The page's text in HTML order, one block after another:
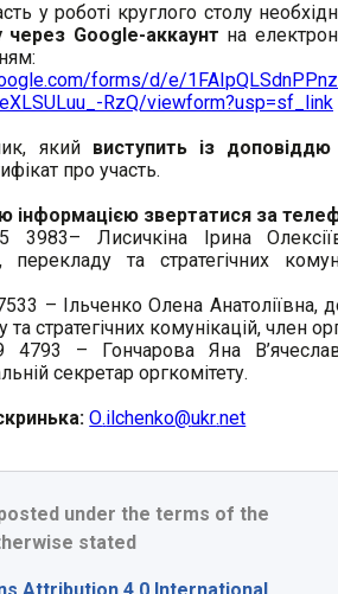
у роботі круглого столу
через Google-аккаунт на
forms/d/e/
RzQ/viewform?usp=sf_link
який виступить із доповіддю
про участь.
інформацією звертатися за
Лисичкіна Ірина
перекладу та стратегічних
– Ільченко Олена Анатоліївна,
та стратегічних комунікацій, член
– Гончарова Яна
секретар оргкомітету.
O.ilchenko@ukr.net
under the terms of the
stated